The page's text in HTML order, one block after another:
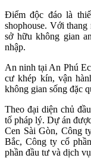
Điểm độc đáo là
shophouse. Với
sở hữu không gian
nhập.
An ninh tại An Phú
cư khép kín, vận
không gian sống đặc
Theo đại diện chủ
tố pháp lý. Dự án
Cen Sài Gòn, Công
Bắc, Công ty cổ
phần đầu tư và dịch